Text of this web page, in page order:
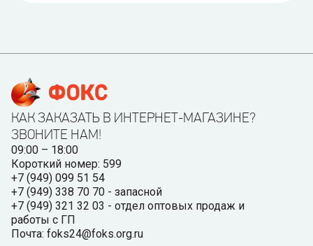
КАК ЗАКАЗАТЬ В ИНТЕРНЕТ-МАГАЗИНЕ?
ЗВОНИТЕ НАМ!
09:00 – 18:00
Короткий номер: 599
+7 (949) 099 51 54
+7 (949) 338 70 70 - запасной
+7 (949) 321 32 03 - отдел оптовых продаж и
работы с ГП
Почта: foks24@foks.org.ru